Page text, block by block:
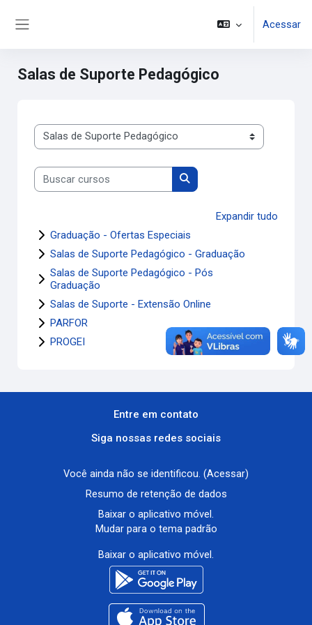
Acessar
Salas de Suporte Pedagógico
Categorias de Cursos
Buscar cursos
Buscar cursos
Expandir tudo
Graduação - Ofertas Especiais
Salas de Suporte Pedagógico - Graduação
Salas de Suporte Pedagógico - Pós
Graduação
Salas de Suporte - Extensão Online
PARFOR
PROGEI
Entre em contato
Siga nossas redes sociais
Você ainda não se identificou. (Acessar)
Resumo de retenção de dados
Baixar o aplicativo móvel.
Mudar para o tema padrão
Baixar o aplicativo móvel.